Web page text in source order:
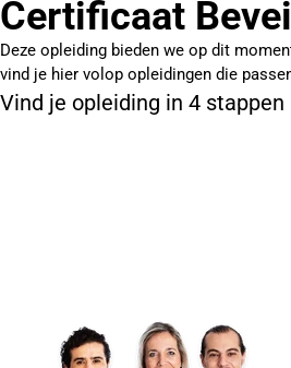
Certificaat
Deze opleiding bieden we op dit
vind je hier volop opleidingen die
Vind je opleiding in 4 stappen